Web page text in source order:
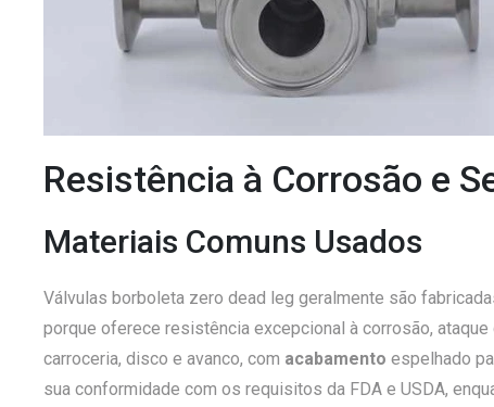
Resistência à Corrosão e
Materiais Comuns Usados
Válvulas borboleta zero dead leg geralmente são
porque oferece resistência excepcional à corrosão,
carroceria, disco e avanco, com acabamento espelhado
sua conformidade com os requisitos da FDA e USDA,